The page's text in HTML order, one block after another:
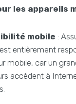
les appareils
mobile :
entièrement
mobile, car un
accèdent à